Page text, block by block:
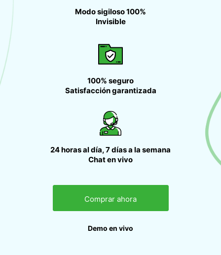
Modo sigiloso 100%
Invisible
100% seguro
Satisfacción garantizada
24 horas al día, 7 días a la semana
Chat en vivo
Comprar ahora
Demo en vivo